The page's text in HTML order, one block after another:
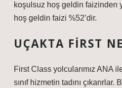
koşulsuz hoş geldin faizinden
hoş geldin faizi %52’dir.
UÇAKTA FIRST
First Class yolcularımız ANA
sınıf hizmetin tadını